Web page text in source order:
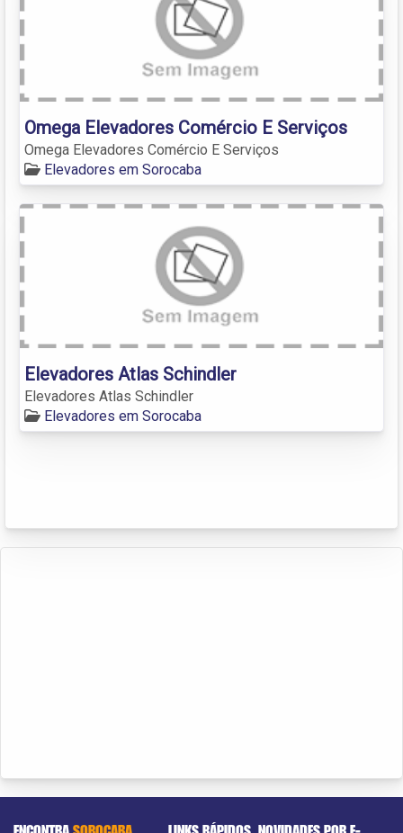
Omega Elevadores Comércio E Serviços
Omega Elevadores Comércio E Serviços
Elevadores em Sorocaba
Elevadores Atlas Schindler
Elevadores Atlas Schindler
Elevadores em Sorocaba